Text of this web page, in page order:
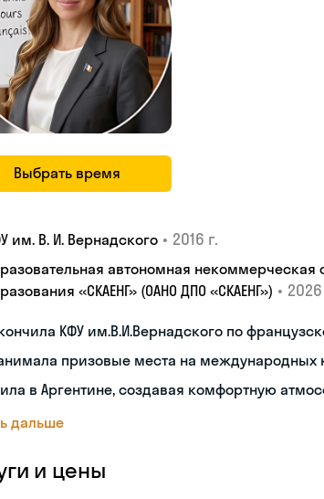
Выбрать время
им. В. И. Вернадского • 2016 г.
автономная
«СКАЕНГ» (ОАНО ДПО «СКАЕНГ») • 2026
КФУ им.В.И.Вернадского по
призовые места на международных
в Аргентине, создавая комфортную
дальше
и цены